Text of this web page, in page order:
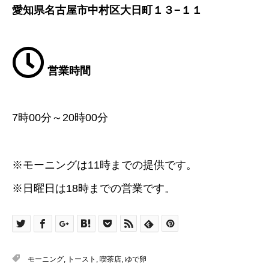
愛知県名古屋市中村区大日町１３−１１
営業時間
7時00分～20時00分
※モーニングは11時までの提供です。
※日曜日は18時までの営業です。
モーニング, トースト , 喫茶店, ゆで卵